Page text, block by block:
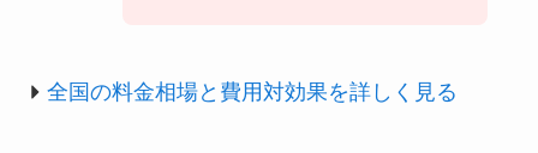
全国の料金相場と費用対効果を詳しく見る